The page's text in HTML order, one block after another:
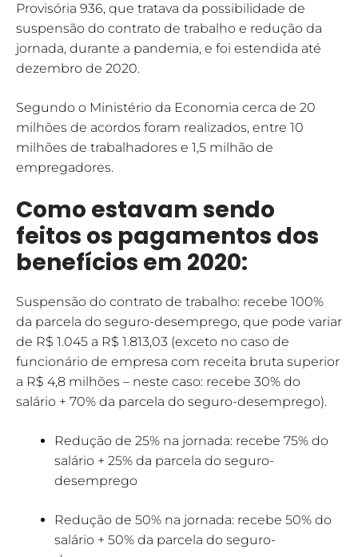
Provisória 936, que tratava da possibilidade de
suspensão do contrato de trabalho e redução da
jornada, durante a pandemia, e foi estendida até
dezembro de 2020.
Segundo o Ministério da Economia cerca de 20
milhões de acordos foram realizados, entre 10
milhões de trabalhadores e 1,5 milhão de
empregadores.
Como estavam sendo
feitos os pagamentos dos
benefícios em 2020:
Suspensão do contrato de trabalho: recebe 100%
da parcela do seguro-desemprego, que pode variar
de R$ 1.045 a R$ 1.813,03 (exceto no caso de
funcionário de empresa com receita bruta superior
a R$ 4,8 milhões – neste caso: recebe 30% do
salário + 70% da parcela do seguro-desemprego).
Redução de 25% na jornada: recebe 75% do
salário + 25% da parcela do seguro-
desemprego
Redução de 50% na jornada: recebe 50% do
salário + 50% da parcela do seguro-